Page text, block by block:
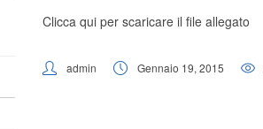
Clicca qui per scaricare il file allegato
admin Gennaio 19, 2015